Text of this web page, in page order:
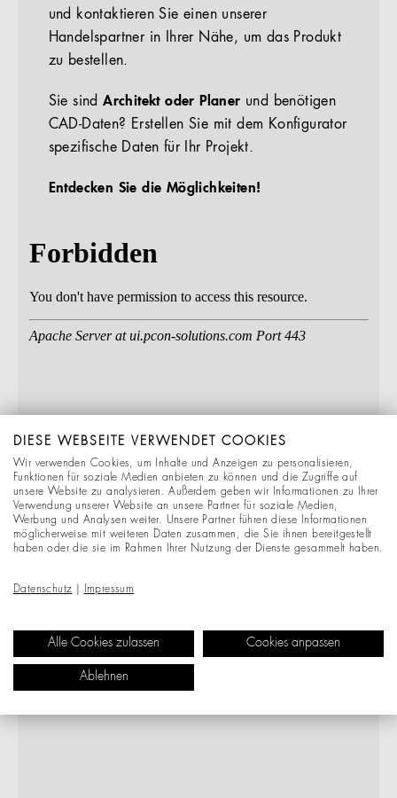
und kontaktieren Sie einen unserer
Handelspartner in Ihrer Nähe, um das Produkt
zu bestellen.
Sie sindArchitekt oder Planer und benötigen
CAD-Daten? Erstellen Sie mit dem Konfigurator
spezifische Daten für Ihr Projekt.
Entdecken Sie die Möglichkeiten!
DIESE WEBSEITE VERWENDET COOKIES
Wir verwenden Cookies, um Inhalte und Anzeigen zu personalisieren,
Funktionen für soziale Medien anbieten zu können und die Zugriffe auf
unsere Website zu analysieren. Außerdem geben wir Informationen zu Ihrer
Verwendung unserer Website an unsere Partner für soziale Medien,
Werbung und Analysen weiter. Unsere Partner führen diese Informationen
möglicherweise mit weiteren Daten zusammen, die Sie ihnen bereitgestellt
haben oder die sie im Rahmen Ihrer Nutzung der Dienste gesammelt haben.
Datenschutz Impressum
Alle Cookies zulassen Cookies anpassen
Ablehnen